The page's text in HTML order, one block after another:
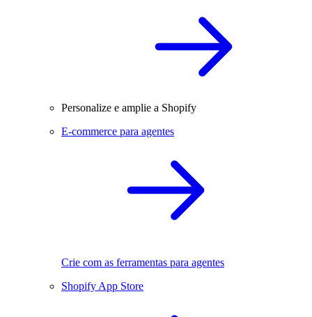
Personalize e amplie a Shopify
E-commerce para agentes
Crie com as ferramentas para agentes
Shopify App Store